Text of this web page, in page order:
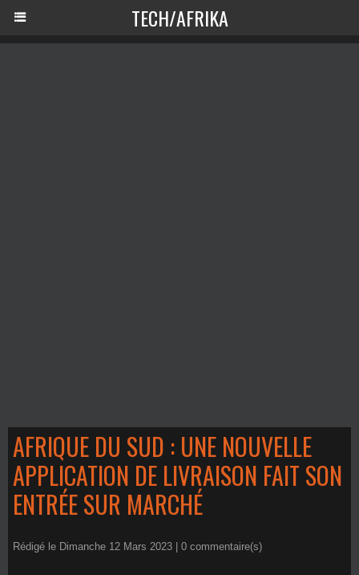
TECH/AFRIKA
AFRIQUE DU SUD : UNE NOUVELLE
APPLICATION DE LIVRAISON FAIT SON
ENTRÉE SUR MARCHÉ
Rédigé le Dimanche 12 Mars 2023 | 0 commentaire(s)